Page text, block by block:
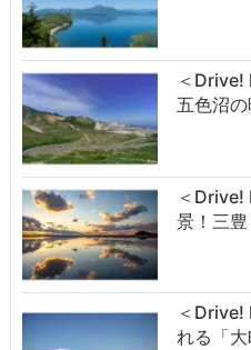
＜Drive!
五色沼
＜Drive!
景！三
＜Drive!
れる「